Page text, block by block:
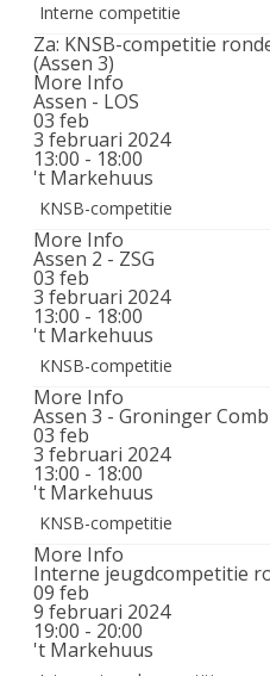
Interne competitie
Za: KNSB-competitie
(Assen 3)
More Info
Assen - LOS
03 feb
3 februari 2024
13:00 - 18:00
't Markehuus
KNSB-competitie
More Info
Assen 2 - ZSG
03 feb
3 februari 2024
13:00 - 18:00
't Markehuus
KNSB-competitie
More Info
Assen 3 - Groninger
03 feb
3 februari 2024
13:00 - 18:00
't Markehuus
KNSB-competitie
More Info
Interne jeugdcompetitie
09 feb
9 februari 2024
19:00 - 20:00
't Markehuus